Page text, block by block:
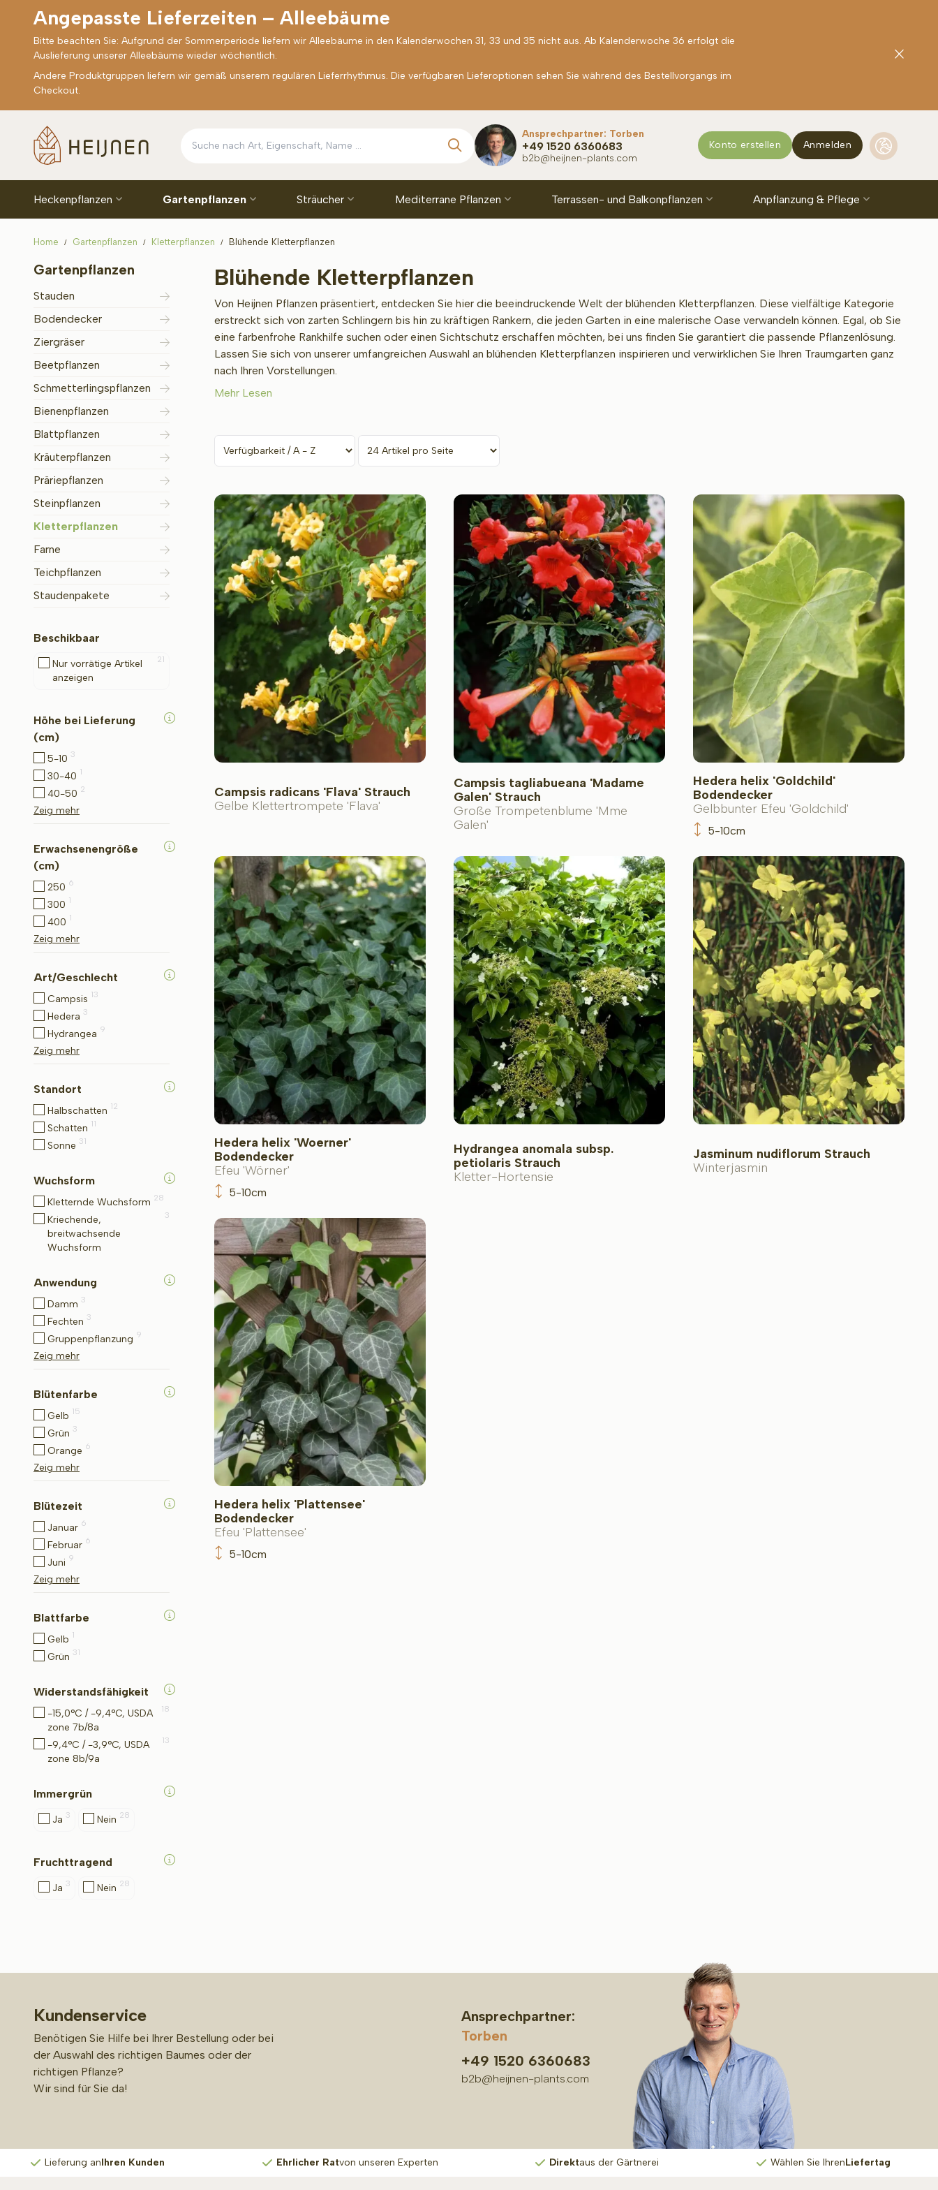
Konto erstellen Anmelden
Ansprechpartner: Torben
+49 1520 6360683
b2b@heijnen-plants.com
Heckenpflanzen Gartenpflanzen Sträucher Mediterrane Pflanzen Terrassen- und Balkonpflanzen Anpflanzung & Pflege
Angepasste Lieferzeiten – Alleebäume
Bitte beachten Sie: Aufgrund der Sommerperiode liefern wir Alleebäume in den Kalenderwochen 31, 33 und 35 nicht aus. Ab Kalenderwoche 36 erfolgt die
Auslieferung unserer Alleebäume wieder wöchentlich.
Andere Produktgruppen liefern wir gemäß unserem regulären Lieferrhythmus. Die verfügbaren Lieferoptionen sehen Sie während des Bestellvorgangs im
Checkout.
Home Gartenpflanzen Kletterpflanzen Blühende Kletterpflanzen
Gartenpflanzen
Stauden
Bodendecker
Ziergräser
Beetpflanzen
Schmetterlingspflanzen
Bienenpflanzen
Blattpflanzen
Kräuterpflanzen
Präriepflanzen
Steinpflanzen
Kletterpflanzen
Farne
Teichpflanzen
Staudenpakete
Beschikbaar
Nur vorrätige Artikel
anzeigen
21
Höhe bei Lieferung
(cm)
5-10 3
30-40 1
40-50 2
Zeig mehr
Erwachsenengröße
(cm)
250 6
300 1
400 1
Zeig mehr
Art/Geschlecht
Campsis 13
Hedera 3
Hydrangea 9
Zeig mehr
Standort
Halbschatten 12
Schatten 11
Sonne 31
Wuchsform
Kletternde Wuchsform 28
Kriechende,
breitwachsende
Wuchsform
3
Anwendung
Damm 3
Fechten 3
Gruppenpflanzung 9
Zeig mehr
Blütenfarbe
Gelb 15
Grün 3
Orange 6
Zeig mehr
Blütezeit
Januar 6
Februar 6
Juni 9
Zeig mehr
Blattfarbe
Gelb 1
Grün 31
Widerstandsfähigkeit
-15,0°C / -9,4°C, USDA
zone 7b/8a
18
-9,4°C / -3,9°C, USDA
zone 8b/9a
13
Immergrün
Ja 3 Nein 28
Fruchttragend
Ja 3 Nein 28
Blühende Kletterpflanzen
Von Heijnen Pflanzen präsentiert, entdecken Sie hier die beeindruckende Welt der blühenden Kletterpflanzen. Diese vielfältige Kategorie
erstreckt sich von zarten Schlingern bis hin zu kräftigen Rankern, die jeden Garten in eine malerische Oase verwandeln können. Egal, ob Sie
eine farbenfrohe Rankhilfe suchen oder einen Sichtschutz erschaffen möchten, bei uns finden Sie garantiert die passende Pflanzenlösung.
Lassen Sie sich von unserer umfangreichen Auswahl an blühenden Kletterpflanzen inspirieren und verwirklichen Sie Ihren Traumgarten ganz
nach Ihren Vorstellungen.
Mehr Lesen
Campsis radicans 'Flava' Strauch
Gelbe Klettertrompete 'Flava'
Campsis tagliabueana 'Madame
Galen' Strauch
Große Trompetenblume 'Mme
Galen'
Hedera helix 'Goldchild'
Bodendecker
Gelbbunter Efeu 'Goldchild'
5-10cm
Hedera helix 'Woerner'
Bodendecker
Efeu 'Wörner'
5-10cm
Hydrangea anomala subsp.
petiolaris Strauch
Kletter-Hortensie
Jasminum nudiflorum Strauch
Winterjasmin
Hedera helix 'Plattensee'
Bodendecker
Efeu 'Plattensee'
5-10cm
Kundenservice
Benötigen Sie Hilfe bei Ihrer Bestellung oder bei
der Auswahl des richtigen Baumes oder der
richtigen Pflanze?
Wir sind für Sie da!
Ansprechpartner:
Torben
+49 1520 6360683
b2b@heijnen-plants.com
Lieferung anIhren Kunden Ehrlicher Ratvon unseren Experten Direktaus der Gärtnerei Wählen Sie IhrenLiefertag